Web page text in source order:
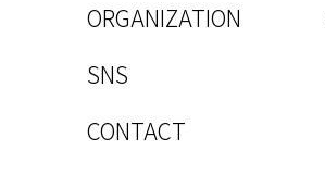
ORGANIZATION
SNS
CONTACT